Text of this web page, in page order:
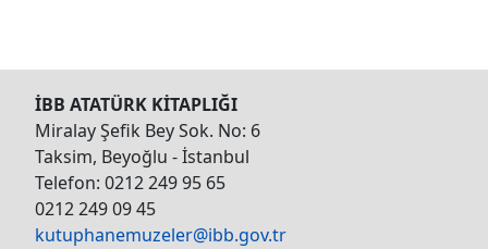
İBB ATATÜRK KİTAPLIĞI
Miralay Şefik Bey Sok. No: 6
Taksim, Beyoğlu - İstanbul
Telefon: 0212 249 95 65
0212 249 09 45
kutuphanemuzeler@ibb.gov.tr